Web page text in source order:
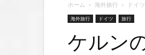
ホーム 海外旅行 ドイツ
海外旅行 ドイツ 旅行
ケルン